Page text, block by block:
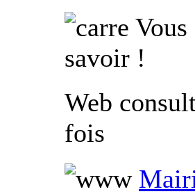
savoir !
Web
fois